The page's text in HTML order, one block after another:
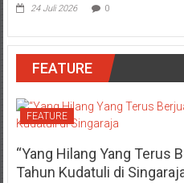
24 Juli 2026 0
FEATURE
FEATURE
“Yang Hilang Yang Terus
Tahun Kudatuli di